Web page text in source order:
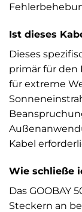
Ist dieses
Dieses
primär für den
für extreme
Kabel
Wie schließe
Das GOOBAY
Steckern an